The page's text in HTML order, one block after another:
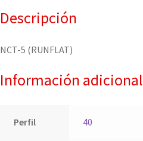
Descripción
NCT-5 (RUNFLAT)
Información adicional
Perfil 40